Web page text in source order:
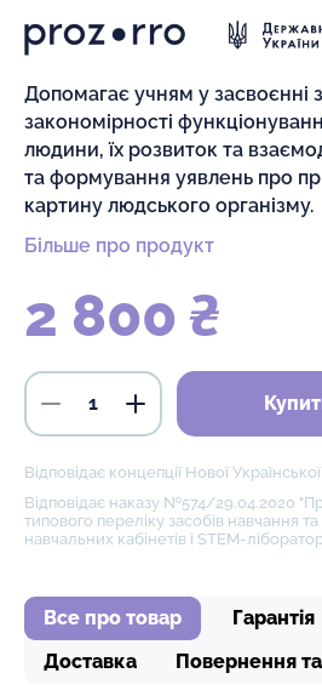
Допомагає учням у засвоєнні
закономірності
людини, їх розвиток та
та формування уявлень про
картину людського організму.
Більше про продукт
2 800 ₴
Відповідає концепції Нової
Відповідає наказу №574/29.04.2020
типового переліку засобів навчання
навчальних кабінетів і STEM-
Все про товар Гарантія
Доставка
Повернення